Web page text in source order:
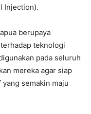
Injection).
berupaya
teknologi
pada seluruh
mereka agar siap
semakin maju